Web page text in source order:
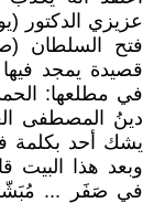
عزيزي الدكتور
قصيدة يمجد
في مطلعها:
دينُ المصطفى
يشك أحد بكلمة
وبعد هذا البيت
في صَفَر ...